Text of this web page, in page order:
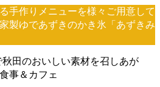
手作りメニューを様々ご用意して
製ゆであずきのかき氷「あずきみ
田のおいしい素材を召しあが
事＆カフェ